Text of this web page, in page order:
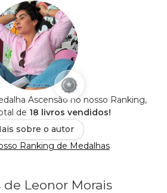
Ascensão no nosso Ranking,
de 18 livros vendidos!
sobre o autor
Ranking de Medalhas
Leonor Morais